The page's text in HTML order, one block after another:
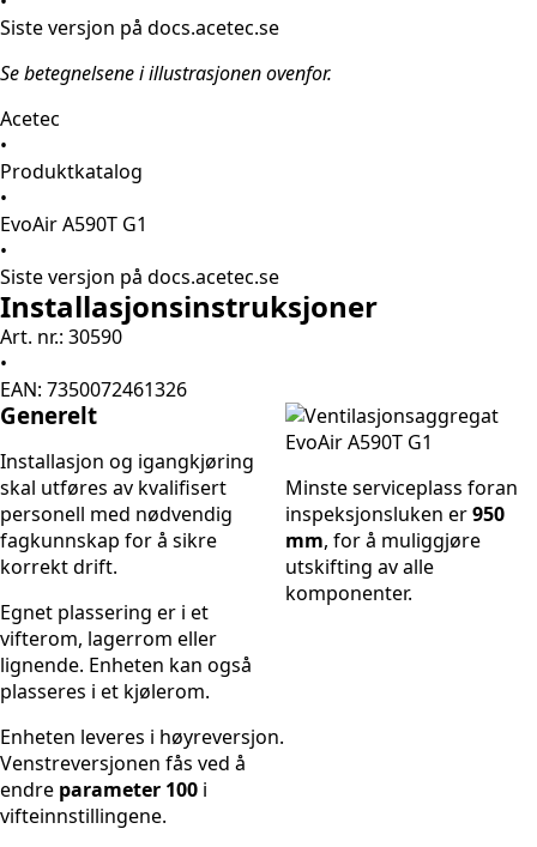
Siste versjon på docs.acetec.se
Se betegnelsene i illustrasjonen ovenfor.
Acetec
•
Produktkatalog
•
EvoAir A590T G1
•
Siste versjon på docs.acetec.se
Installasjonsinstruksjoner
Art. nr.: 30590
•
EAN: 7350072461326
Generelt
Installasjon og igangkjøring
skal utføres av kvalifisert
personell med nødvendig
fagkunnskap for å sikre
korrekt drift.
Egnet plassering er i et
vifterom, lagerrom eller
lignende. Enheten kan også
plasseres i et kjølerom.
Enheten leveres i høyreversjon.
Venstreversjonen fås ved å
endre parameter 100 i
vifteinnstillingene.
Minste serviceplass foran
inspeksjonsluken er950
mm, for å muliggjøre
utskifting av alle
komponenter.